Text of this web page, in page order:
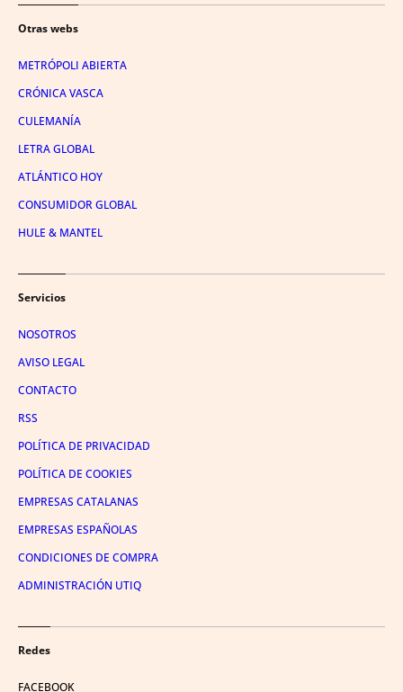
Otras webs
METRÓPOLI ABIERTA
CRÓNICA VASCA
CULEMANÍA
LETRA GLOBAL
ATLÁNTICO HOY
CONSUMIDOR GLOBAL
HULE & MANTEL
Servicios
NOSOTROS
AVISO LEGAL
CONTACTO
RSS
POLÍTICA DE PRIVACIDAD
POLÍTICA DE COOKIES
EMPRESAS CATALANAS
EMPRESAS ESPAÑOLAS
CONDICIONES DE COMPRA
ADMINISTRACIÓN UTIQ
Redes
FACEBOOK